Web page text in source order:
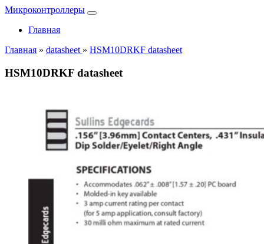
Микроконтроллеры
Главная
Главная » datasheet » HSM10DRKF datasheet
HSM10DRKF datasheet